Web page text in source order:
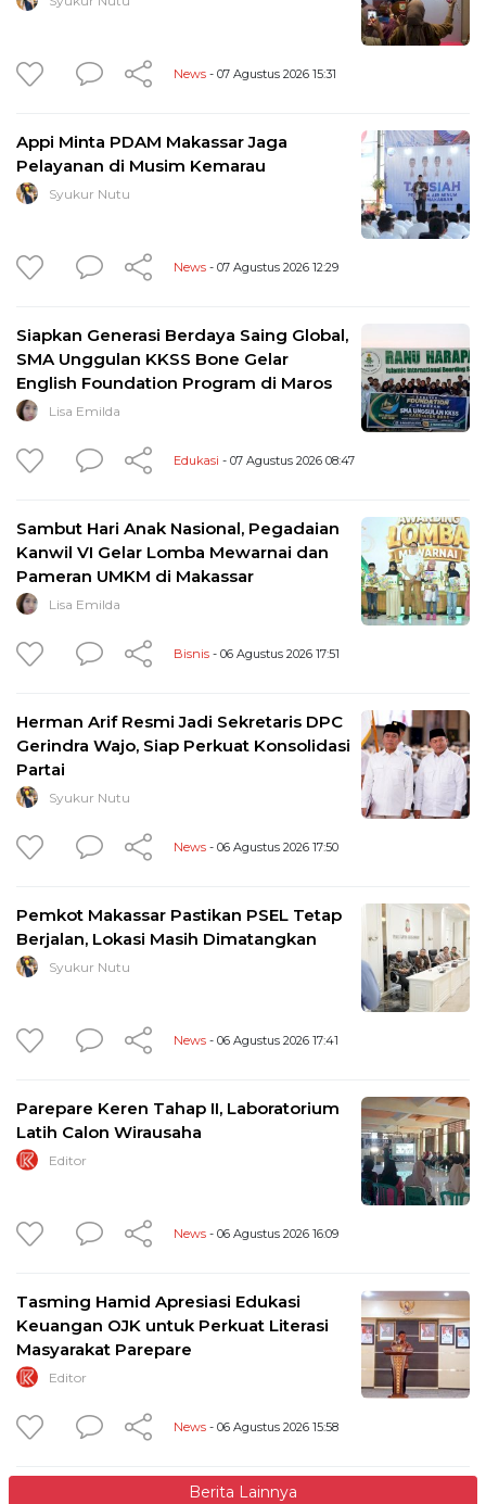
News - 07 Agustus 2026 15:31
Appi Minta PDAM Makassar Jaga
Pelayanan di Musim Kemarau
Syukur Nutu
News - 07 Agustus 2026 12:29
Siapkan Generasi Berdaya Saing Global,
SMA Unggulan KKSS Bone Gelar
English Foundation Program di Maros
Lisa Emilda
Edukasi - 07 Agustus 2026 08:47
Sambut Hari Anak Nasional, Pegadaian
Kanwil VI Gelar Lomba Mewarnai dan
Pameran UMKM di Makassar
Lisa Emilda
Bisnis - 06 Agustus 2026 17:51
Herman Arif Resmi Jadi Sekretaris DPC
Gerindra Wajo, Siap Perkuat Konsolidasi
Partai
Syukur Nutu
News - 06 Agustus 2026 17:50
Pemkot Makassar Pastikan PSEL Tetap
Berjalan, Lokasi Masih Dimatangkan
Syukur Nutu
News - 06 Agustus 2026 17:41
Parepare Keren Tahap II, Laboratorium
Latih Calon Wirausaha
Editor
News - 06 Agustus 2026 16:09
Tasming Hamid Apresiasi Edukasi
Keuangan OJK untuk Perkuat Literasi
Masyarakat Parepare
Editor
News - 06 Agustus 2026 15:58
Berita Lainnya